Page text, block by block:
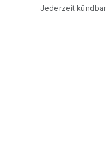
Jederzeit kündbar